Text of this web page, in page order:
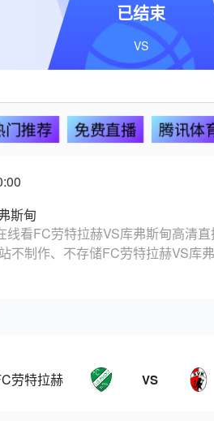
已结束
VS
门推荐 免费直播 腾讯体
斯甸
线看FC劳特拉赫VS库弗斯甸高清
不制作、不存储FC劳特拉赫VS库
劳特拉赫 VS